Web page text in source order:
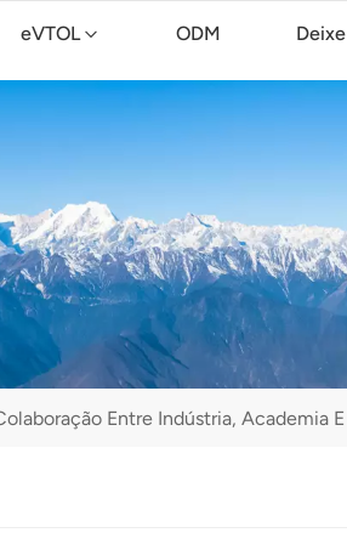
eVTOL ODM
Entre Indústria, Academia